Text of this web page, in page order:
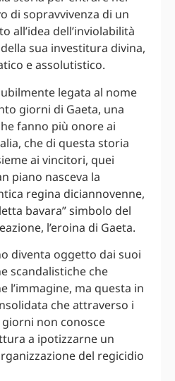
di sopravvivenza di un
all’idea dell’inviolabilità
sua investitura divina,
e assolutistico.
legata al nome
giorni di Gaeta, una
fanno più onore ai
che di questa storia
ai vincitori, quei
piano nasceva la
regina diciannovenne,
bavara” simbolo del
l’eroina di Gaeta.
diventa oggetto dai suoi
scandalistiche che
l’immagine, ma questa in
che attraverso i
non conosce
a ipotizzarne un
del regicidio